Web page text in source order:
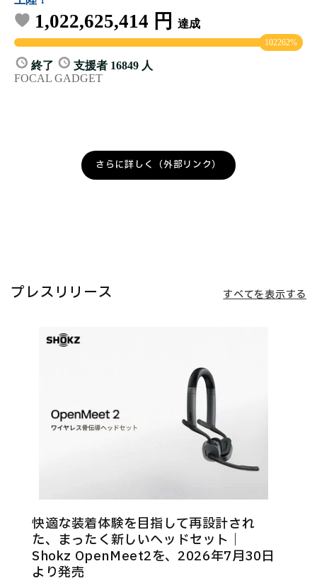
さらに詳しく（外部リンク）
プレスリリース すべてを表示する
快適な装着体験を目指して再設計され
た、まったく新しいヘッドセット｜
Shokz OpenMeet2を、2026年7月30日
より発売